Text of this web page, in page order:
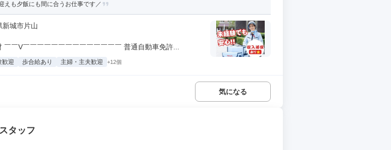
えも夕飯にも間に合うお仕事です／
新城市片山
￣V￣￣￣￣￣￣￣￣￣￣￣￣￣￣ 普通自動車免許...
歓迎 歩合給あり 主婦・主夫歓迎 +12個
気になる
タッフ